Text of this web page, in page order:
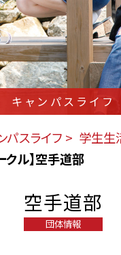
キャンパスライフ
パスライフ 学生生
クル】空手道部
空手道部
団体情報